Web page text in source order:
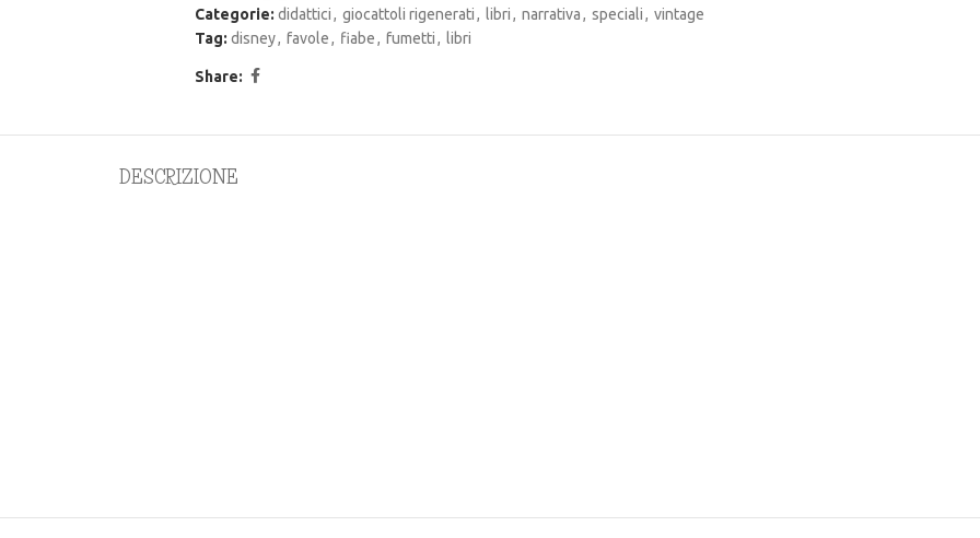
Categorie: didattici, giocattoli rigenerati, libri, narrativa, speciali, vintage
Tag: disney, favole, fiabe, fumetti, libri
Share:
DESCRIZIONE